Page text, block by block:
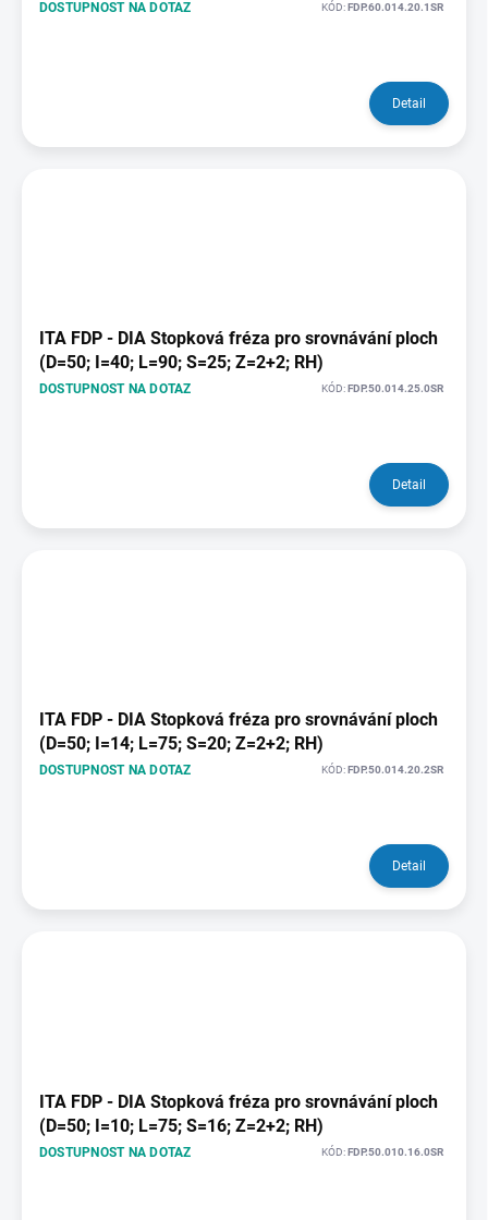
DOSTUPNOST NA DOTAZ KÓD:FDP.60.014.20.1SR
Detail
ITA FDP - DIA Stopková fréza pro srovnávání ploch
(D=50; I=40; L=90; S=25; Z=2+2; RH)
DOSTUPNOST NA DOTAZ KÓD:FDP.50.014.25.0SR
Detail
ITA FDP - DIA Stopková fréza pro srovnávání ploch
(D=50; I=14; L=75; S=20; Z=2+2; RH)
DOSTUPNOST NA DOTAZ KÓD:FDP.50.014.20.2SR
Detail
ITA FDP - DIA Stopková fréza pro srovnávání ploch
(D=50; I=10; L=75; S=16; Z=2+2; RH)
DOSTUPNOST NA DOTAZ KÓD:FDP.50.010.16.0SR